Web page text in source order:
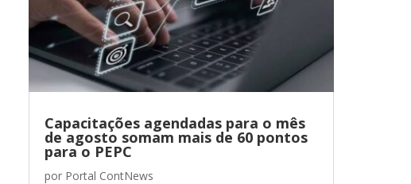
Capacitações agendadas para o mês
de agosto somam mais de 60 pontos
para o PEPC
por Portal ContNews